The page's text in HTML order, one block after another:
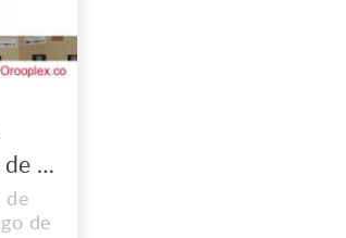
Venta de Artículos de Electrónica
de
de